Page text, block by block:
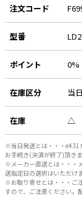
みカバー
工具関連
感染症関連
その他
e431オリジナル
暑さ対策
販売終了品
注文コード
型番
ポイント 0%
在庫区分 当
在庫 △
※当日発送とは・・・e431
お手続き(決済が終了)頂き
※メーカー直送とは・・・
送指定日の選択はいただけ
※お取り寄せとは・・・ご
すので、ご注意ください。